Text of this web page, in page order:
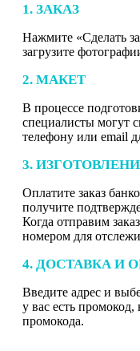
1. ЗАКАЗ
Нажмите «Сделать
загрузите
2. МАКЕТ
В процессе
специалисты могут
телефону или email
3.
Оплатите заказ
получите
Когда отправим
номером для
4. ДОСТАВКА И
Введите адрес и
у вас есть промокод,
промокода.